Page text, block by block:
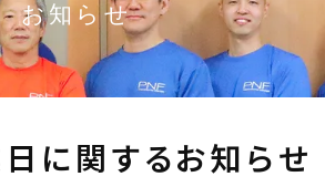
お知らせ
に関するお知らせ